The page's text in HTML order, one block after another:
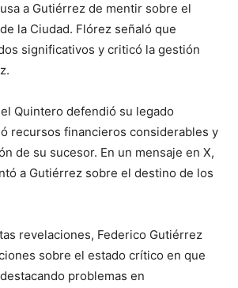
a Gutiérrez de mentir sobre el
la Ciudad. Flórez señaló que
significativos y criticó la gestión
Quintero defendió su legado
recursos financieros considerables y
de su sucesor. En un mensaje en X,
a Gutiérrez sobre el destino de los
revelaciones, Federico Gutiérrez
sobre el estado crítico en que
problemas en